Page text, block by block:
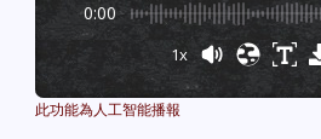
0:00
1x